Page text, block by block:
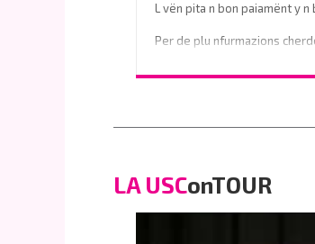
L vën pita n bon paiamënt y n
Per de plu nfurmazions
info@vinaholz.com
LA USConTOUR